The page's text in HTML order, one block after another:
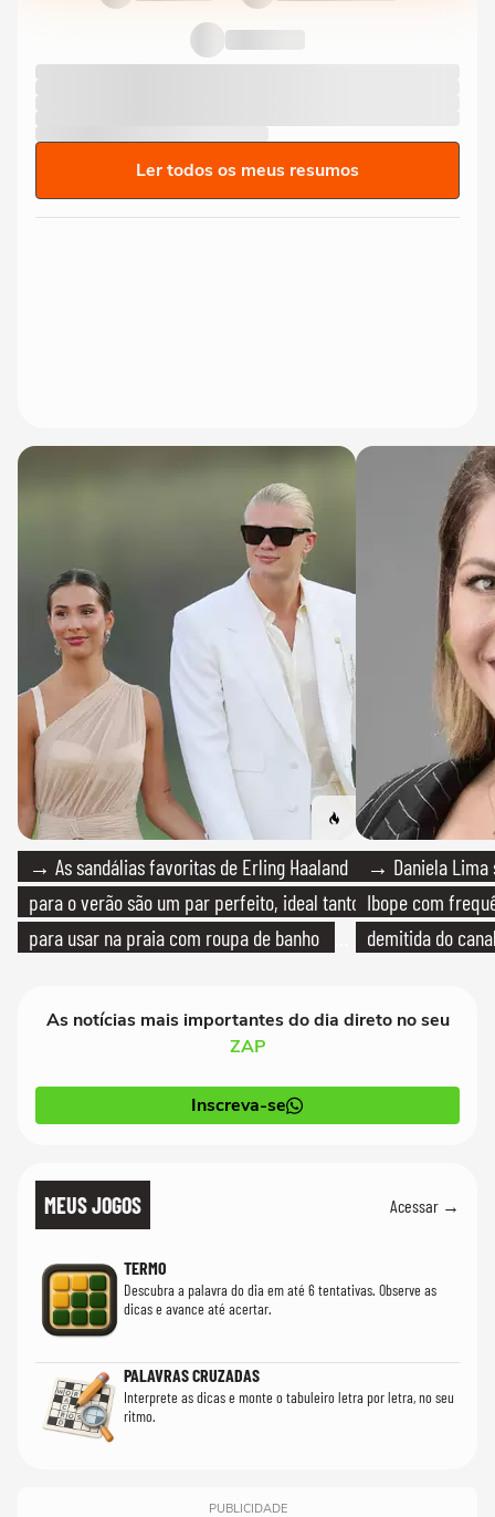
Ler todos os meus resumos
→ As sandálias favoritas de Erling Haaland
para o verão são um par perfeito, ideal tanto
para usar na praia com roupa de banho
→ Daniela Lima
Ibope com
demitida do
As notícias mais importantes do dia direto no seu
ZAP
Inscreva-se
MEUS JOGOS Acessar →
TERMO
Descubra a palavra do dia em até 6 tentativas. Observe as
dicas e avance até acertar.
PALAVRAS CRUZADAS
Interprete as dicas e monte o tabuleiro letra por letra, no seu
ritmo.
PUBLICIDADE